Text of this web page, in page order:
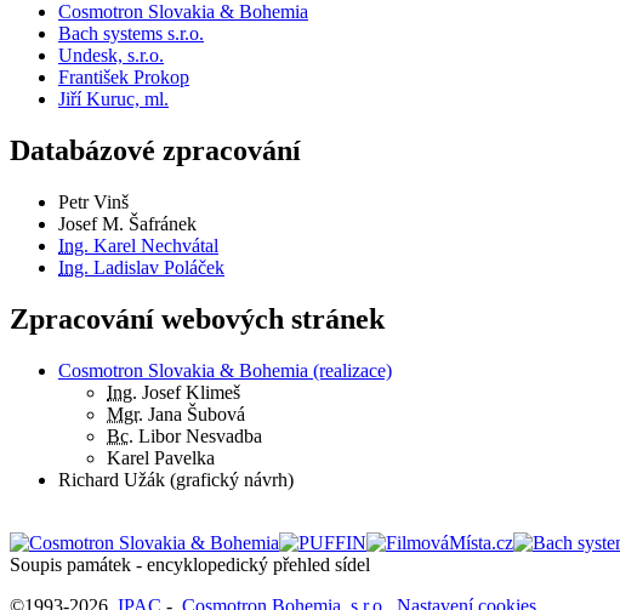
Cosmotron Slovakia & Bohemia
Bach systems s.r.o.
Undesk, s.r.o.
František Prokop
Jiří Kuruc, ml.
Databázové zpracování
Petr Vinš
Josef M. Šafránek
Ing. Karel Nechvátal
Ing. Ladislav Poláček
Zpracování webových stránek
Cosmotron Slovakia & Bohemia (realizace)
Ing. Josef Klimeš
Mgr. Jana Šubová
Bc. Libor Nesvadba
Karel Pavelka
Richard Užák (grafický návrh)
Soupis památek - encyklopedický přehled sídel
©1993-2026 IPAC - Cosmotron Bohemia, s.r.o. Nastavení cookies